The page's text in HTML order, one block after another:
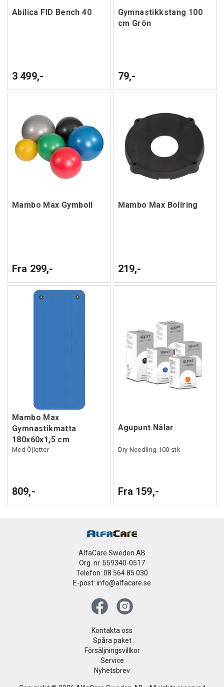
Abilica FID Bench 40
3 499,-
Gymnastikkstang 100
cm Grön
79,-
Mambo Max Gymboll
Fra 299,-
Mambo Max Bollring
219,-
Mambo Max
Gymnastikmatta
180x60x1,5 cm
Med Öjletter
809,-
Agupunt Nålar
Dry Needling 100 stk
Fra 159,-
AlfaCare Sweden AB
Org. nr. 559340-0517
Telefon: 08 564 85 030
E-post: info@alfacare.se
Kontakta oss
Spåra paket
Försäljningsvillkor
Service
Nyhetsbrev